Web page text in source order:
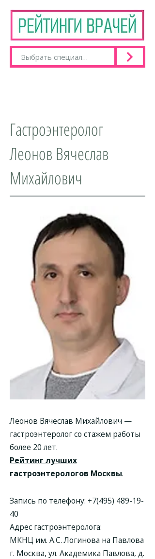
Гастроэнтеролог
Леонов Вячеслав
Михайлович
Леонов Вячеслав Михайлович —
гастроэнтеролог со стажем работы
более 20 лет.
Рейтинг лучших
гастроэнтерологов Москвы.
Запись по телефону: +7(495) 489-19-
40
Адрес гастроэнтеролога:
МКНЦ им. А.С. Логинова на Павлова
г. Москва, ул. Академика Павлова, д.